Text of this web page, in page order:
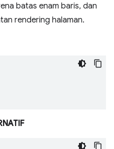
batas enam baris, dan
rendering halaman.